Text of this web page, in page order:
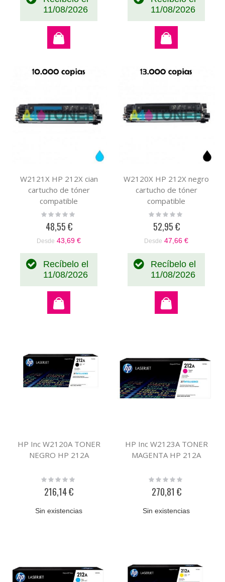
11/08/2026
11/08/2026
W2121X HP 212X cian
cartucho de tóner
compatible
Rating:
48,55 €
Desde 43,69 €
Recíbelo el
11/08/2026
W2120X HP 212X negro
cartucho de tóner
compatible
Rating:
52,95 €
Desde 47,66 €
Recíbelo el
11/08/2026
HP Inc W2120A TONER
NEGRO HP 212A
Rating:
216,14 €
Sin existencias
HP Inc W2123A TONER
MAGENTA HP 212A
Rating:
270,81 €
Sin existencias